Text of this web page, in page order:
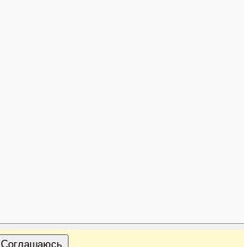
Соглашаюсь